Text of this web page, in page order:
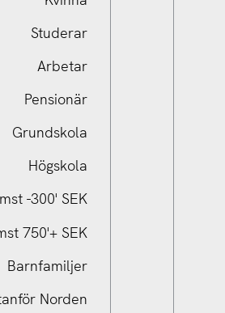
Norden
Barnfamiljer
750'+ SEK
-300' SEK
Högskola
Grundskola
Pensionär
Arbetar
Studerar